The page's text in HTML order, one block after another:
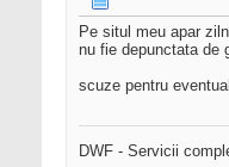
Pe situl meu apar
nu fie depunctata de
scuze pentru
DWF - Servicii